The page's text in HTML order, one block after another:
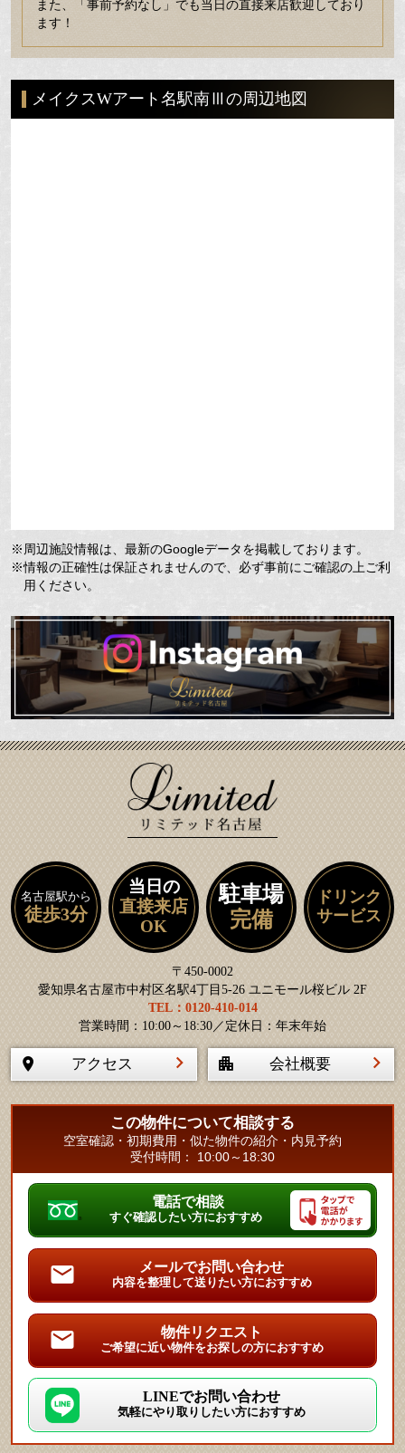
また、「事前予約なし」でも当日の直接来店歓迎しており
ます！
メイクスWアート名駅南Ⅲの周辺地図
※周辺施設情報は、最新のGoogleデータを掲載しております。
※情報の正確性は保証されませんので、必ず事前にご確認の上ご利
用ください。
名古屋駅から
徒歩3分
当日の
直接来店
OK
駐車場
完備
ドリンク
サービス
〒450-0002
愛知県名古屋市中村区名駅4丁目5-26 ユニモール桜ビル 2F
TEL：0120-410-014
営業時間：10:00～18:30／定休日：年末年始
アクセス 会社概要
この物件について相談する
空室確認・初期費用・似た物件の紹介・内見予約
受付時間： 10:00～18:30
電話で相談
すぐ確認したい方におすすめ
メールでお問い合わせ
内容を整理して送りたい方におすすめ
物件リクエスト
ご希望に近い物件をお探しの方におすすめ
LINEでお問い合わせ
気軽にやり取りしたい方におすすめ